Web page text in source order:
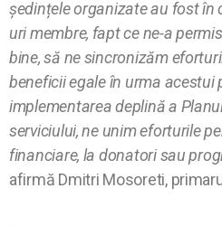
ședințele organizate au fost în
uri membre, fapt ce ne-a
bine, să ne sincronizăm
beneficii egale în urma acestui
implementarea deplină a
serviciului, ne unim eforturile
financiare, la donatori sau
afirmă Dmitri Mosoreti,